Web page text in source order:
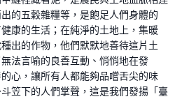
的五穀雜糧等，是飽足人們身體的
健康的生活；在純淨的土地上，集暖
出的作物，他們默默地善待這片土
法言喻的良善互動、悄悄地在發
的心，讓所有人都能夠品嚐舌尖的味
笠下的人們掌聲，這是我們發揚「臺